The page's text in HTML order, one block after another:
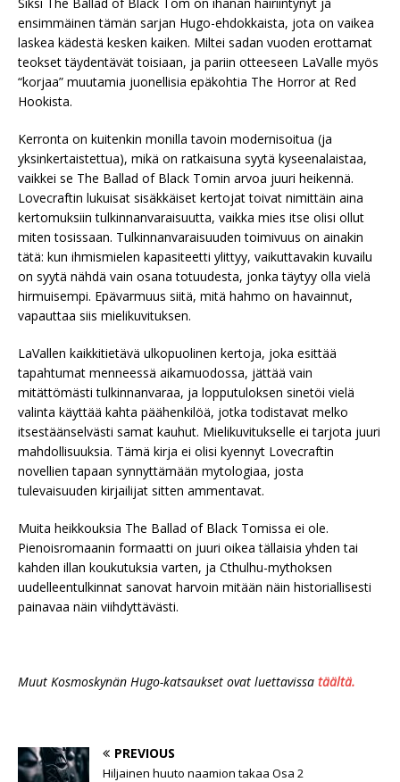
ensimmäinen tämän sarjan Hugo-ehdokkaista, jota on vaikea
laskea kädestä kesken kaiken. Miltei sadan vuoden erottamat
teokset täydentävät toisiaan, ja pariin otteeseen LaValle myös
“korjaa” muutamia juonellisia epäkohtia The Horror at Red
Hookista.
Kerronta on kuitenkin monilla tavoin modernisoitua (ja
yksinkertaistettua), mikä on ratkaisuna syytä kyseenalaistaa,
vaikkei se The Ballad of Black Tomin arvoa juuri heikennä.
Lovecraftin lukuisat sisäkkäiset kertojat toivat nimittäin aina
kertomuksiin tulkinnanvaraisuutta, vaikka mies itse olisi ollut
miten tosissaan. Tulkinnanvaraisuuden toimivuus on ainakin
tätä: kun ihmismielen kapasiteetti ylittyy, vaikuttavakin kuvailu
on syytä nähdä vain osana totuudesta, jonka täytyy olla vielä
hirmuisempi. Epävarmuus siitä, mitä hahmo on havainnut,
vapauttaa siis mielikuvituksen.
LaVallen kaikkitietävä ulkopuolinen kertoja, joka esittää
tapahtumat menneessä aikamuodossa, jättää vain
mitättömästi tulkinnanvaraa, ja lopputuloksen sinetöi vielä
valinta käyttää kahta päähenkilöä, jotka todistavat melko
itsestäänselvästi samat kauhut. Mielikuvitukselle ei tarjota juuri
mahdollisuuksia. Tämä kirja ei olisi kyennyt Lovecraftin
novellien tapaan synnyttämään mytologiaa, josta
tulevaisuuden kirjailijat sitten ammentavat.
Muita heikkouksia The Ballad of Black Tomissa ei ole.
Pienoisromaanin formaatti on juuri oikea tällaisia yhden tai
kahden illan koukutuksia varten, ja Cthulhu-mythoksen
uudelleentulkinnat sanovat harvoin mitään näin historiallisesti
painavaa näin viihdyttävästi.
Muut Kosmoskynän Hugo-katsaukset ovat luettavissa täältä.
PREVIOUS
Hiljainen huuto naamion takaa Osa 2